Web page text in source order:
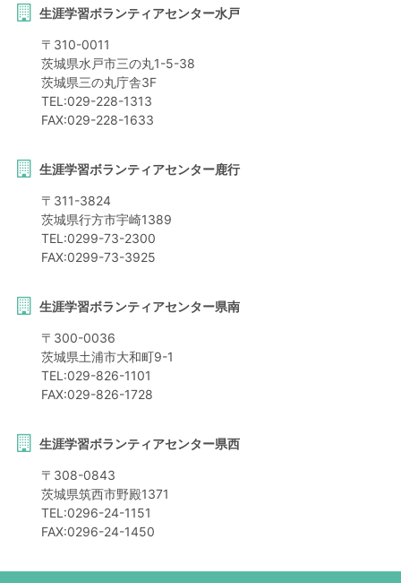
生涯学習ボランティアセンター水戸
〒 310-0011
茨城県水戸市三の丸1-5-38
茨城県三の丸庁舎3F
TEL:029-228-1313
FAX:029-228-1633
生涯学習ボランティアセンター鹿行
〒 311-3824
茨城県行方市宇崎1389
TEL:0299-73-2300
FAX:0299-73-3925
生涯学習ボランティアセンター県南
〒 300-0036
茨城県土浦市大和町9-1
TEL:029-826-1101
FAX:029-826-1728
生涯学習ボランティアセンター県西
〒 308-0843
茨城県筑西市野殿1371
TEL:0296-24-1151
FAX:0296-24-1450